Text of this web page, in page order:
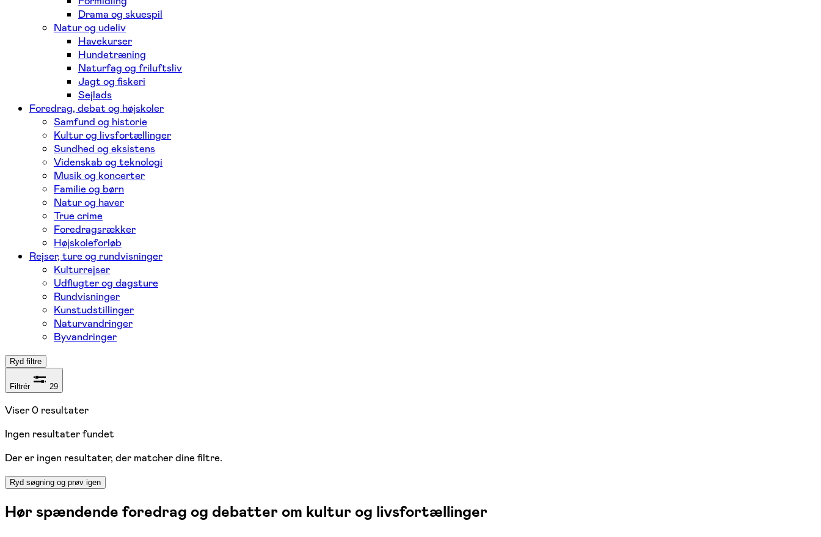
Drama og skuespil
Natur og udeliv
Havekurser
Hundetræning
Naturfag og friluftsliv
Jagt og fiskeri
Sejlads
Foredrag, debat og højskoler
Samfund og historie
Kultur og livsfortællinger
Sundhed og eksistens
Videnskab og teknologi
Musik og koncerter
Familie og børn
Natur og haver
True crime
Foredragsrækker
Højskoleforløb
Rejser, ture og rundvisninger
Kulturrejser
Udflugter og dagsture
Rundvisninger
Kunstudstillinger
Naturvandringer
Byvandringer
Ryd filtre
Filtrér 29
Viser0 resultater
Ingen resultater fundet
Der er ingen resultater, der matcher dine filtre.
Ryd søgning og prøv igen
Hør spændende foredrag og debatter om kultur og livsfortællinger